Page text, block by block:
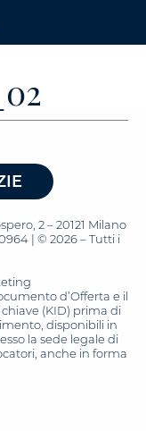
2 – 20121 Milano
| © 2026 – Tutti i
d’Offerta e il
(KID) prima di
disponibili in
la sede legale di
anche in forma